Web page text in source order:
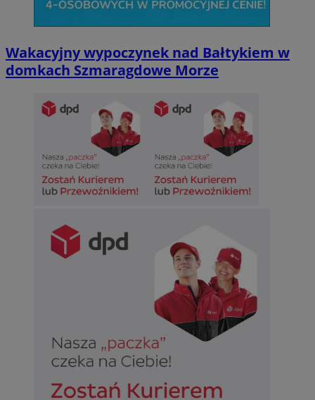
Wakacyjny wypoczynek nad Bałtykiem w
domkach Szmaragdowe Morze